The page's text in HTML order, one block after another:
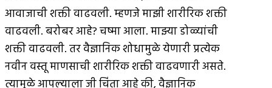
आवाजाची शक्ती वाढवली. म्हणजे माझी शारीरिक शक्ती
वाढवली. बरोबर आहे? चष्मा आला. माझ्या डोळ्यांची
शक्ती वाढवली. तर वैज्ञानिक शोधामुळे येणारी प्रत्येक
नवीन वस्तू माणसाची शारीरिक शक्ती वाढवणारी असते.
त्यामुळे आपल्याला जी चिंता आहे की, वैज्ञानिक